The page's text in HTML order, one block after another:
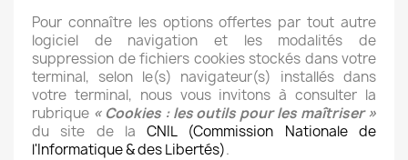
Pour connaître les options offertes par tout autre
logiciel de navigation et les modalités de
suppression de fichiers cookies stockés dans votre
terminal, selon le(s) navigateur(s) installés dans
votre terminal, nous vous invitons à consulter la
rubrique « Cookies : les outils pour les maîtriser »
du site de laCNIL (Commission Nationale de
l'Informatique & des Libertés).